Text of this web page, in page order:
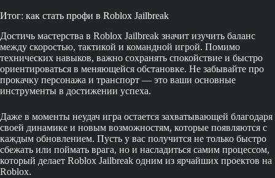
Итог: как стать профи в Roblox Jailbreak
Достичь мастерства в Roblox Jailbreak значит изучить баланс
между скоростью, тактикой и командной игрой. Помимо
технических навыков, важно сохранять спокойствие и быстро
ориентироваться в меняющейся обстановке. Не забывайте про
прокачку персонажа и транспорт — это ваши основные
инструменты в достижении успеха.
Даже в моменты неудач игра остается захватывающей благодаря
своей динамике и новым возможностям, которые появляются с
каждым обновлением. Пусть у вас получится не только быстро
сбежать или поймать врага, но и насладиться самим процессом,
который делает Roblox Jailbreak одним из ярчайших проектов на
Roblox.